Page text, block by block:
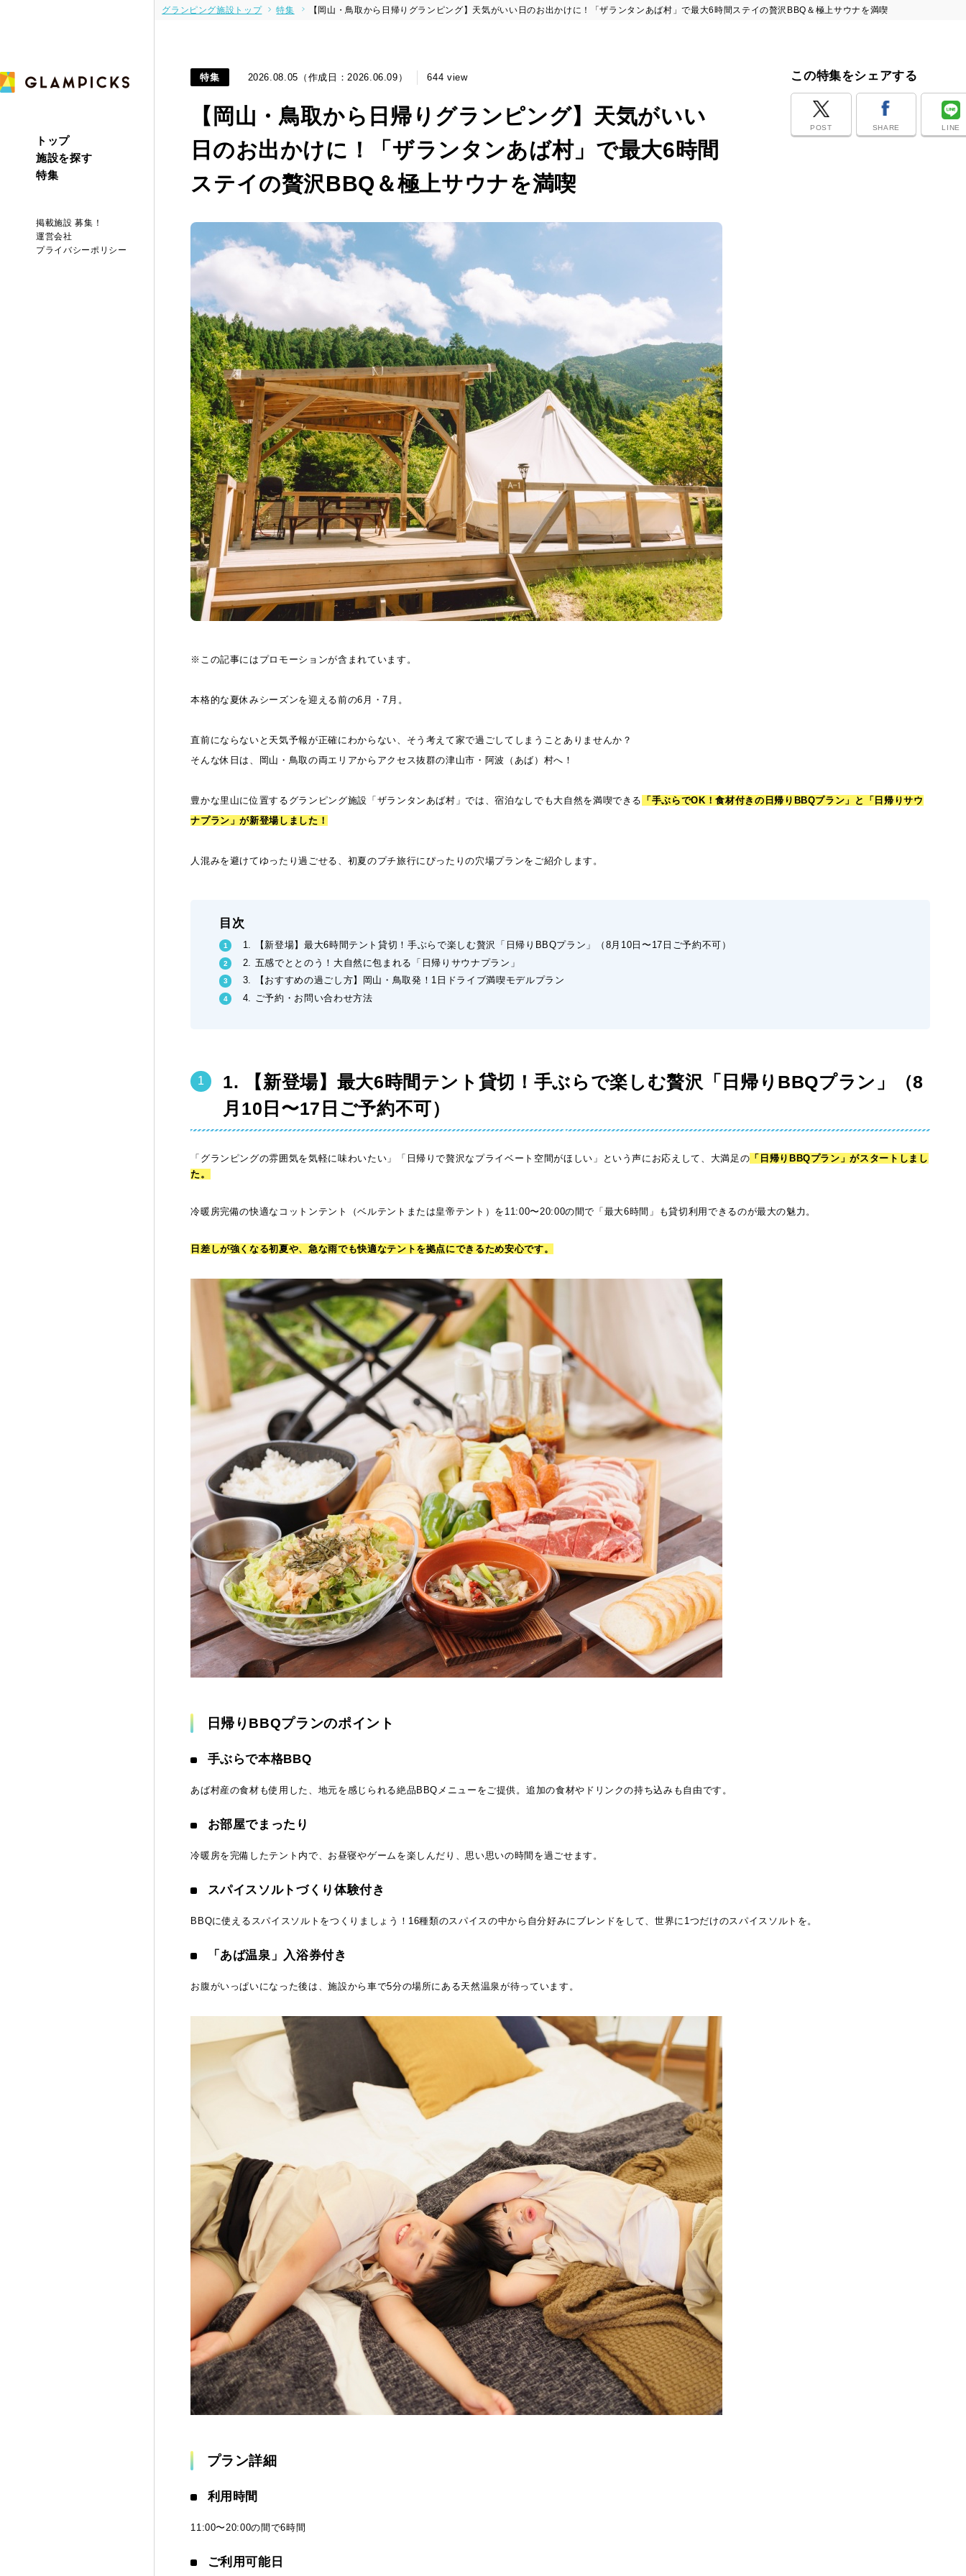
トップ
施設を探す
特集
掲載施設 募集！
運営会社
プライバシーポリシー
グランピング施設トップ 特集 【岡山・鳥取から日帰りグランピング】天気がいい日のお出かけに！「ザランタンあば村」で最大6時間ステイの贅沢BBQ＆極上サウナを満喫
特集 2026.08.05（作成日：2026.06.09） 644 view
【岡山・鳥取から日帰りグランピング】天気がいい
日のお出かけに！「ザランタンあば村」で最大6時間
ステイの贅沢BBQ＆極上サウナを満喫
この特集をシェアする
POST SHARE LINE
※この記事にはプロモーションが含まれています。
本格的な夏休みシーズンを迎える前の6月・7月。
直前にならないと天気予報が正確にわからない、そう考えて家で過ごしてしまうことありませんか？
そんな休日は、岡山・鳥取の両エリアからアクセス抜群の津山市・阿波（あば）村へ！
豊かな里山に位置するグランピング施設「ザランタンあば村」では、宿泊なしでも大自然を満喫できる 「手ぶらでOK！食材付きの日帰りBBQプラン」 と
「日帰りサウ
ナプラン」が新登場しました！
人混みを避けてゆったり過ごせる、初夏のプチ旅行にぴったりの穴場プランをご紹介します。
目次
1. 【新登場】最大6時間テント貸切！手ぶらで楽しむ贅沢「日帰りBBQプラン」（8月10日〜17日ご予約不可）
2. 五感でととのう！大自然に包まれる「日帰りサウナプラン」
3. 【おすすめの過ごし方】岡山・鳥取発！1日ドライブ満喫モデルプラン
4. ご予約・お問い合わせ方法
1. 【新登場】最大6時間テント貸切！手ぶらで楽しむ贅沢「日帰りBBQプラン」（8
月10日〜17日ご予約不可）
「グランピングの雰囲気を気軽に味わいたい」「日帰りで贅沢なプライベート空間がほしい」という声にお応えして、大満足の 「日帰りBBQプラン」がスタートしまし
た。
冷暖房完備の快適なコットンテント（ベルテントまたは皇帝テント）を11:00〜20:00の間で「最大6時間」も貸切利用できるのが最大の魅力。
日差しが強くなる初夏や、急な雨でも快適なテントを拠点にできるため安心です。
日帰りBBQプランのポイント
手ぶらで本格BBQ
あば村産の食材も使用した、地元を感じられる絶品BBQメニューをご提供。追加の食材やドリンクの持ち込みも自由です。
お部屋でまったり
冷暖房を完備したテント内で、お昼寝やゲームを楽しんだり、思い思いの時間を過ごせます。
スパイスソルトづくり体験付き
BBQに使えるスパイスソルトをつくりましょう！16種類のスパイスの中から自分好みにブレンドをして、世界に1つだけのスパイスソルトを。
「あば温泉」入浴券付き
お腹がいっぱいになった後は、施設から車で5分の場所にある天然温泉が待っています。
プラン詳細
利用時間
11:00〜20:00の間で6時間
ご利用可能日